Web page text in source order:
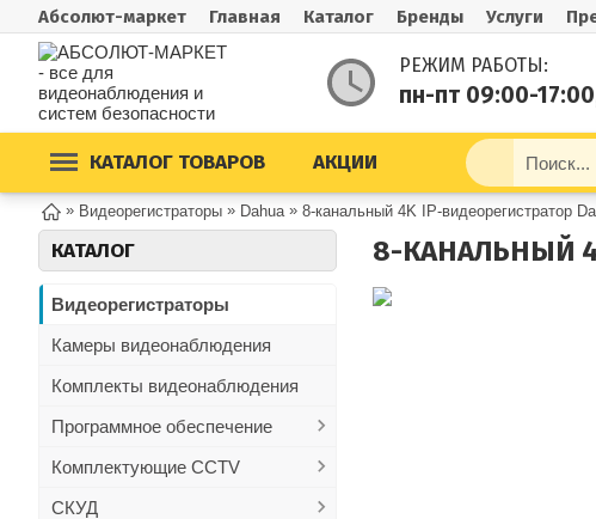
Абсолют-маркет Главная Каталог Бренды Услуги
РЕЖИМ РАБОТЫ:
пн-пт 09:00-
КАТАЛОГ ТОВАРОВ АКЦИИ
» Видеорегистраторы » Dahua » 8-канальный 4K IP-видеорегистратор
КАТАЛОГ
Видеорегистраторы
Камеры видеонаблюдения
Комплекты видеонаблюдения
Программное обеспечение
Комплектующие CCTV
СКУД